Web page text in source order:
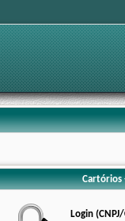
Cartórios
Login (CNPJ/